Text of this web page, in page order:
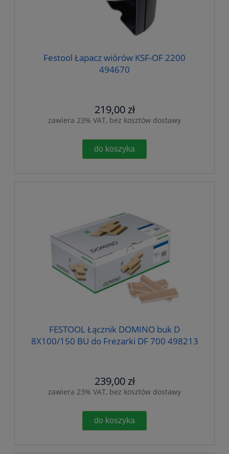
Festool Łapacz wiórów KSF-OF 2200
494670
219,00 zł
zawiera 23% VAT, bez kosztów dostawy
do koszyka
FESTOOL Łącznik DOMINO buk D
8X100/150 BU do Frezarki DF 700 498213
239,00 zł
zawiera 23% VAT, bez kosztów dostawy
do koszyka